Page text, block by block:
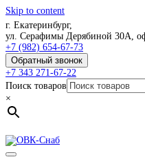
Skip to content
г. Екатеринбург,
ул. Серафимы Дерябиной 30А,
+7 (982) 654-67-73
Обратный звонок
+7 343 271-67-22
Поиск товаров
×